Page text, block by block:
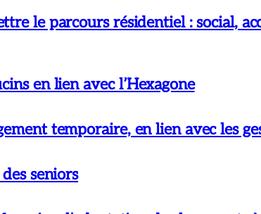
le parcours résidentiel : social,
en lien avec l’Hexagone
temporaire, en lien avec les
seniors